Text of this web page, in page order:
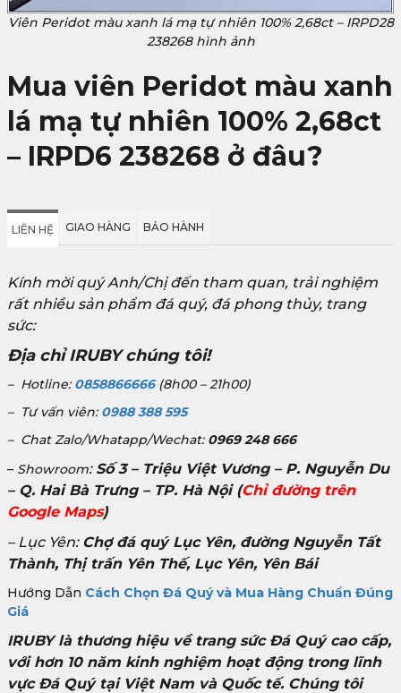
Viên Peridot màu xanh lá mạ tự nhiên 100% 2,68ct – IRPD28
238268 hình ảnh
Mua viên Peridot màu xanh
lá mạ tự nhiên 100% 2,68ct
– IRPD6 238268 ở đâu?
LIÊN HỆ GIAO HÀNG BẢO HÀNH
Kính mời quý Anh/Chị đến tham quan, trải nghiệm
rất nhiều sản phẩm đá quý, đá phong thủy, trang
sức:
Địa chỉ IRUBY chúng tôi!
– Hotline: 0858866666(8h00 – 21h00)
– Tư vấn viên: 0988 388 595
– Chat Zalo/Whatapp/Wechat: 0969 248 666
– Showroom: Số 3 – Triệu Việt Vương – P. Nguyễn Du
– Q. Hai Bà Trưng – TP. Hà Nội(Chỉ đường trên
Google Maps)
– Lục Yên: Chợ đá quý Lục Yên, đường Nguyễn Tất
Thành, Thị trấn Yên Thế, Lục Yên, Yên Bái
Hướng Dẫn Cách Chọn Đá Quý và Mua Hàng Chuẩn Đúng
Giá
IRUBY là thương hiệu về trang sức Đá Quý cao cấp,
với hơn 10 năm kinh nghiệm hoạt động trong lĩnh
vực Đá Quý tại Việt Nam và Quốc tế. Chúng tôi